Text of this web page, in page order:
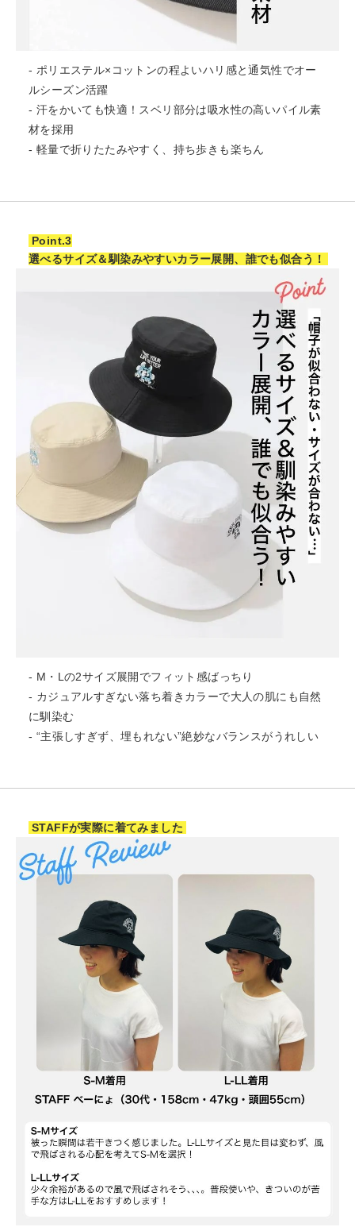
- ポリエステル×コットンの程よいハリ感と通気性でオー
ルシーズン活躍
- 汗をかいても快適！スベリ部分は吸水性の高いパイル素
材を採用
- 軽量で折りたたみやすく、持ち歩きも楽ちん
Point.3
選べるサイズ＆馴染みやすいカラー展開、誰でも似合う！
- M・Lの2サイズ展開でフィット感ばっちり
- カジュアルすぎない落ち着きカラーで大人の肌にも自然
に馴染む
- “主張しすぎず、埋もれない”絶妙なバランスがうれしい
STAFFが実際に着てみました